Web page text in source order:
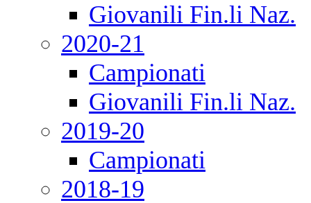
Giovanili Fin.li Naz.
2020-21
Campionati
Giovanili Fin.li Naz.
2019-20
Campionati
2018-19